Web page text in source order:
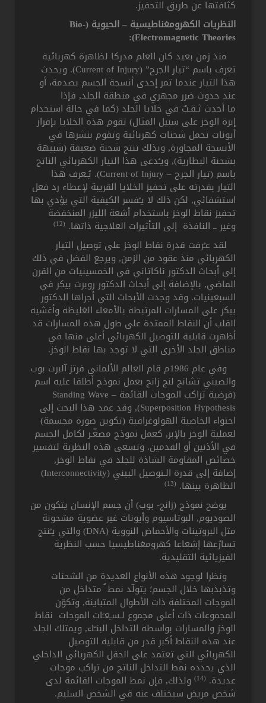
كثافتها عن طريق التحفيز.
النظريات الكهرومغناطيسية – الحيوية (Bio-
Electromagnetic Theories):
منذ زمن بعيد كان العلم مدركا لظاهرة كهربائية
تعرف باسم “تيار الجرح” (Current of Injury). ويحدث
هذا التيار عندما تمر إحدى أنسجة الجسم بصدمة، أو
عند حدوث ضرر مجهري في منطقة الجلد, فإذا
ما أحدث ثـقـبٌ في خلايا الجلد (كما في حالة استخدام
إبرة الوخز على سبيل المثال) تقوم هذه الخلايا بإفراز
أيونات تحمل شحنات كهربائية وتقوم بنشرها في
الأنسجة المجاورة, وبذلك تنتج شحنة ضعيفة (شبيهة
بشحنة البطارية), ويـُدعى هذا التيار الكهربائي الناتج
باسم (تيار الجرح – Current of Injury). يُـعرف هذا
التيار بقدرته على تحفيز الخلايا القريبة لإعطاء رد فعل
استشفائي, لكن ذلك لا يـُفسر الكيفية التي يؤدي بها
تحفيز نقاط الوخز باستخدام أشعة الليزر المنخفضة
وغير ــ النافذة إلى التأثيرات العلاجية ذاتها.(12)
لقد عـُرفت قدرة نقاط الوخز على توصيل التيار
الكهربائي منذ عقود من الزمن, ويرجع الفضل في ذلك
إلى أبحاث الدكتور ناكاتاني في الخمسينيات من القرن
الماضي, بالإضافة إلى أبحاث الدكتور روبرت بيكر في
السبعينيات. وقد وجدت الأبحاث التي أجراها الدكتور
بيكر على المسارات المرتبطة بالأمعاء الغليظة وأغشية
القلب أن النقاط الممتدة على طول هذه المسارات قد
أظهرت قابلية للتوصيل الكهربائي أعلى منها في
مناطق الجلد الأخرى التي لا توجد بها نقاط الوخز.
وفي عام 1986م قام العالم الألماني فرتز آلبرت بوب
والصيني تشانج لنج زانج بعمل نموذج أطلقا عليه اسم
(فرضية تراكب الموجات القائمة – Standing Wave
Superposition Hypothesis), وقد عمد هذا البحث إلى
احتواء الخاصية الهولوغرافية (تكوين صورة مجسمة)
لعملية الوخز بالإبر, كعمل نموذج مصغّـر لكامل الجسم
في الأذنين أو القدمين. وتسعى هذه النظرية لتفسير
خصائص المقاومة الشاذة للجلد في نقاط الوخز,
إضافة إلى قدرة الـتوصيل البيني (Interconnectivity)
الظاهرة بينها.(13)
يوضح نموذج (زانج- بوب) أن جسم الإنسان يتكون من
الصوديوم, البوتاسيوم وأيونات غير عضوية مشحونة
مثل البروتينات والأحماض النووية (DNA) والتي يـُنتج
تسارُعها إشعاعا كهرومغناطيسيا حسب النظرية
الفيزيائية التقليدية.
ونظرا لوجود هذه الأنواع العديدة من الشحنات
وتذبذبها خلال الجسم؛ يتولّد نمط ٌ متداخل من
الموجات المختلفة ذات الأطوال المتباينة, وتكوّن
المجموعات ذات أعلى مجموع لـسـِعـَات الموجات نقاط
الوخز والمسارات بواسطة التداخل البنـّاء, ويمتلك الجلد
عند هذه النقاط أكبر قدر من قابلية التوصيل
الكهربائي التي تعتمد على الحقل الكهربائي الداخلي
الذي يحدده نمط التداخل الناتج من تراكب موجات
عديدة.(14) ولذلك, فإن نمط الموجات القائمة لدى
شخص مريض سيختلف عنه في الشخص السليم.